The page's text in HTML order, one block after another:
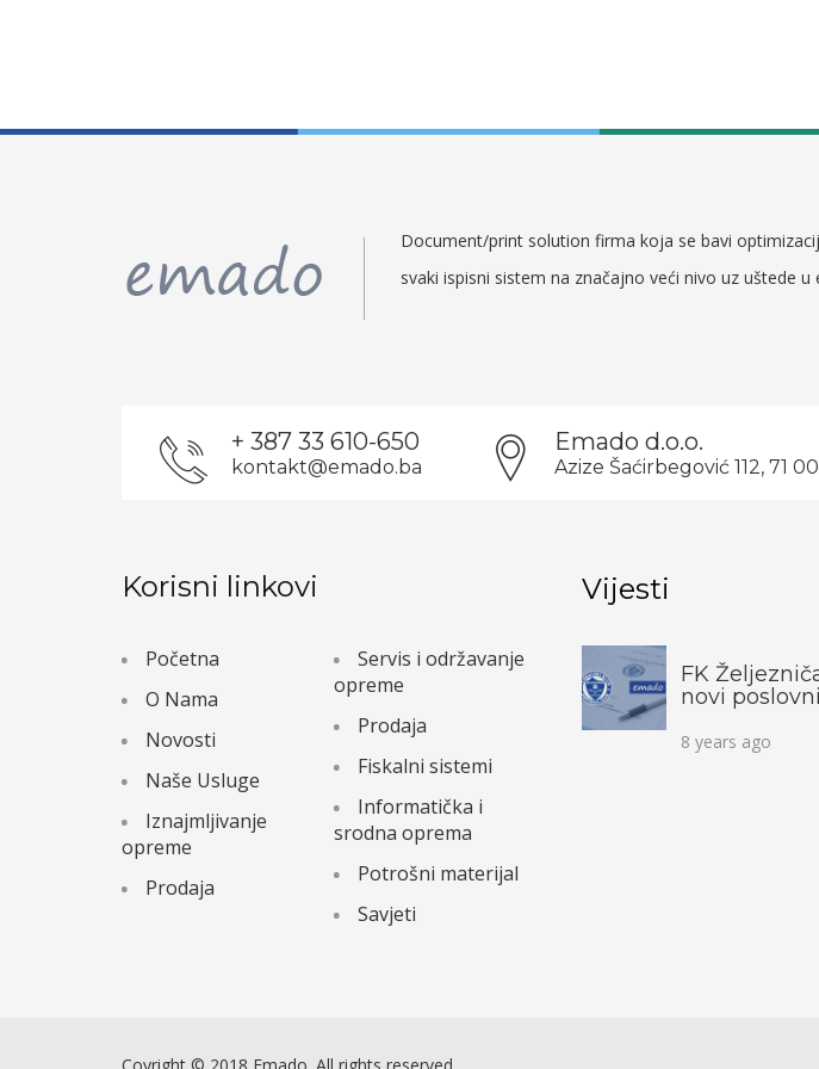
Document/print solution firma koja se bavi
svaki ispisni sistem na značajno veći nivo uz uštede
+ 387 33 610-650
kontakt@emado.ba
Emado d.o.o.
Azize Šaćirbegović 112, 71
Korisni linkovi
Početna
O Nama
Novosti
Naše Usluge
Iznajmljivanje
opreme
Prodaja
Servis i održavanje
opreme
Prodaja
Fiskalni sistemi
Informatička i
srodna oprema
Potrošni materijal
Savjeti
Vijesti
FK
novi
8 years ago